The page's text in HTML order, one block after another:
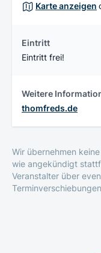
Karte anzeigen
Eintritt
Eintritt frei!
Weitere
thomfreds.de
Wir übernehmen
wie angekündigt
Veranstalter über